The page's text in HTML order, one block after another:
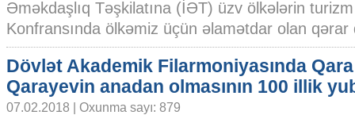
Əməkdaşlıq Təşkilatına (İƏT) üzv ölkələrin
Konfransında ölkəmiz üçün əlamətdar olan
Dövlət Akademik Filarmoniyasında Qara
Qarayevin anadan olmasının 100 illik
07.02.2018 | Oxunma sayı: 879